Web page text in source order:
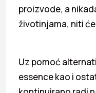
proizvode, a
životinjama, niti
Uz pomoć
essence kao i